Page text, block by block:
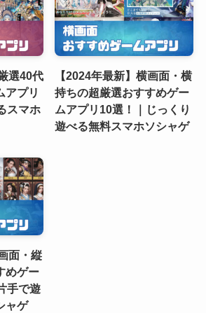
選40代
アプリ
スマホ
【2024年最新】横画面・横
持ちの超厳選おすすめゲー
ムアプリ10選！｜じっくり
遊べる無料スマホソシャゲ
面・縦
めゲー
手で遊
ャゲ